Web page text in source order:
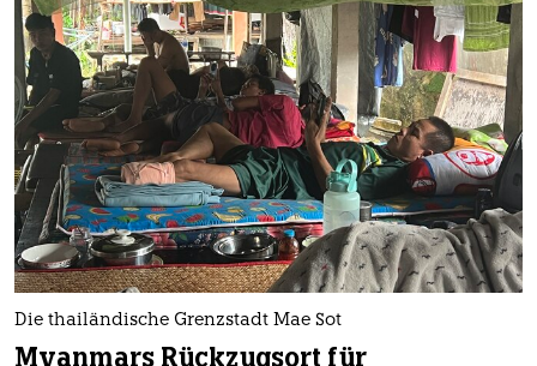
Die thailändische Grenzstadt Mae Sot
Myanmars Rückzugsort für